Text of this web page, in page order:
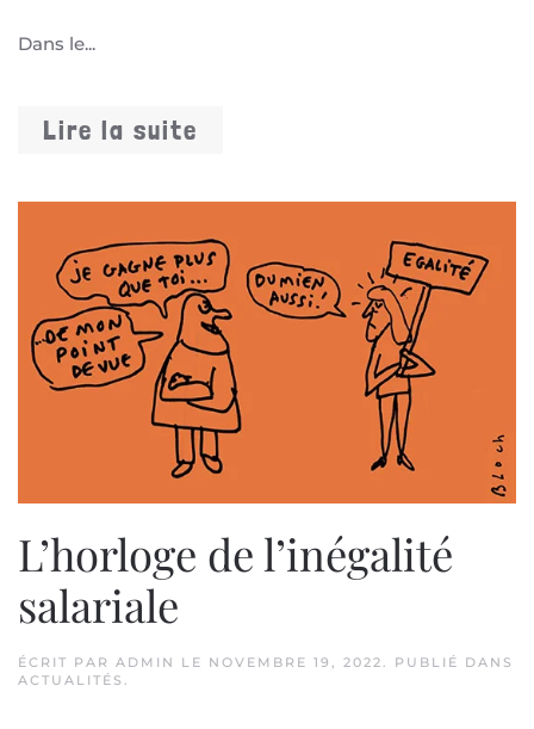
Dans le...
Lire la suite
L’horloge de l’inégalité
salariale
ÉCRIT PAR ADMIN LE NOVEMBRE 19, 2022
. PUBLIÉ DANS
ACTUALITÉS